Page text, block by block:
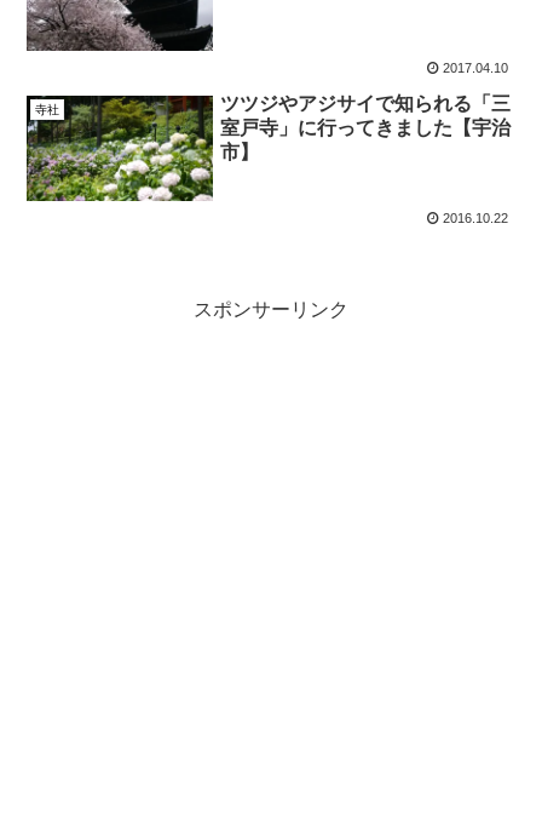
2017.04.10
寺社
ツツジやアジサイで知られる「三
室戸寺」に行ってきました【宇治
市】
2016.10.22
スポンサーリンク